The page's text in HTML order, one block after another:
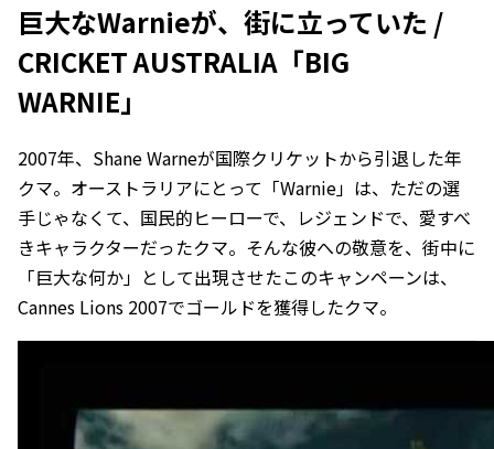
巨大なWarnieが、街に立っていた /
CRICKET AUSTRALIA「BIG
WARNIE」
2007年、Shane Warneが国際クリケットから引退した年
クマ。オーストラリアにとって「Warnie」は、ただの選
手じゃなくて、国民的ヒーローで、レジェンドで、愛すべ
きキャラクターだったクマ。そんな彼への敬意を、街中に
「巨大な何か」として出現させたこのキャンペーンは、
Cannes Lions 2007でゴールドを獲得したクマ。